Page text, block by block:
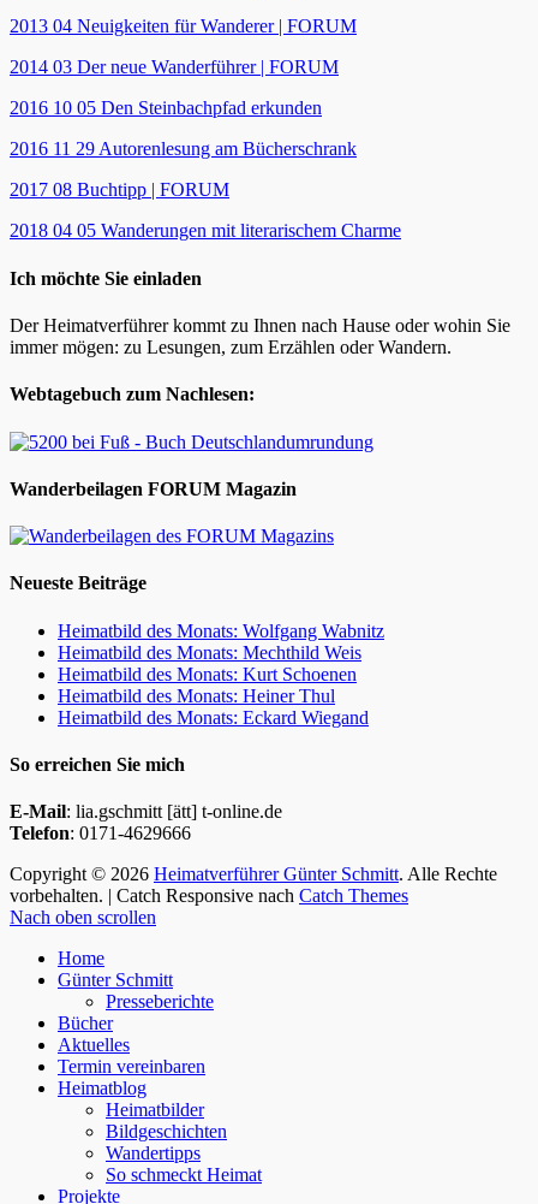
2013 04 Neuigkeiten für Wanderer | FORUM
2014 03 Der neue Wanderführer | FORUM
2016 10 05 Den Steinbachpfad erkunden
2016 11 29 Autorenlesung am Bücherschrank
2017 08 Buchtipp | FORUM
2018 04 05 Wanderungen mit literarischem Charme
Ich möchte Sie einladen
Der Heimatverführer kommt zu Ihnen nach Hause oder wohin Sie
immer mögen: zu Lesungen, zum Erzählen oder Wandern.
Webtagebuch zum Nachlesen:
Wanderbeilagen FORUM Magazin
Neueste Beiträge
Heimatbild des Monats: Wolfgang Wabnitz
Heimatbild des Monats: Mechthild Weis
Heimatbild des Monats: Kurt Schoenen
Heimatbild des Monats: Heiner Thul
Heimatbild des Monats: Eckard Wiegand
So erreichen Sie mich
E-Mail: lia.gschmitt [ätt] t-online.de
Telefon: 0171-4629666
Copyright © 2026 Heimatverführer Günter Schmitt. Alle Rechte
vorbehalten. | Catch Responsive nach Catch Themes
Nach oben scrollen
Home
Günter Schmitt
Presseberichte
Bücher
Aktuelles
Termin vereinbaren
Heimatblog
Heimatbilder
Bildgeschichten
Wandertipps
So schmeckt Heimat
Projekte